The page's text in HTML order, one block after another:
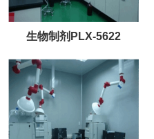
生物制剂PLX-5622